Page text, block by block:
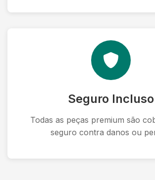
Seguro Incluso
Todas as peças premium são
seguro contra danos ou